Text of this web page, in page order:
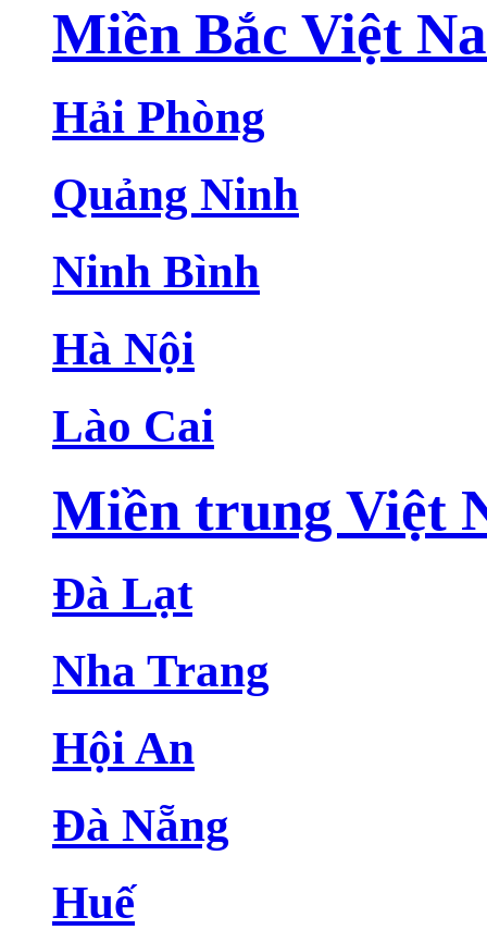
Miền Bắc Việt
Hải Phòng
Quảng Ninh
Ninh Bình
Hà Nội
Lào Cai
Miền trung Việt
Đà Lạt
Nha Trang
Hội An
Đà Nẵng
Huế